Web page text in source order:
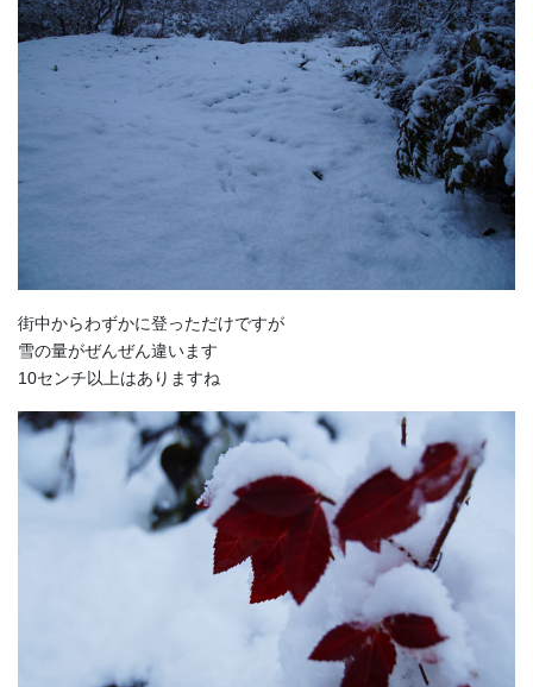
街中からわずかに登っただけですが
雪の量がぜんぜん違います
10センチ以上はありますね